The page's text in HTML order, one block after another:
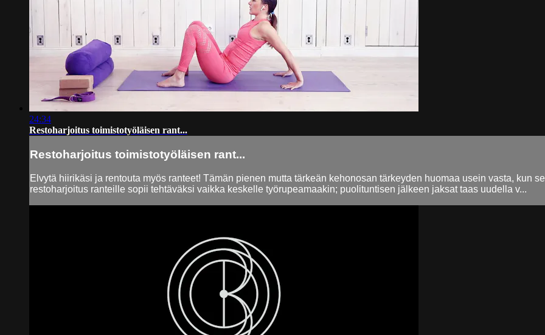
24:34
Restoharjoitus toimistotyöläisen rant...
Restoharjoitus toimistotyöläisen rant...
Elvytä hiirikäsi ja rentouta myös ranteet! Tämän pienen mutta tärkeän kehonosan tärkeyden huomaa usein vasta, kun
restoharjoitus ranteille sopii tehtäväksi vaikka keskelle työrupeamaakin; puolituntisen jälkeen jaksat taas uudella v...